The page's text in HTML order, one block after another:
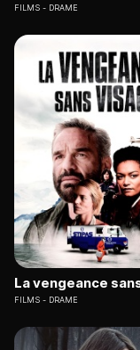
FILMS DRAME
La vengeance
FILMS DRAME